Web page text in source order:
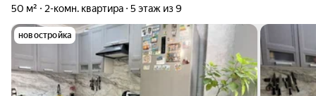
50 м² 2-комн. квартира 5 этаж из 9
новостройка